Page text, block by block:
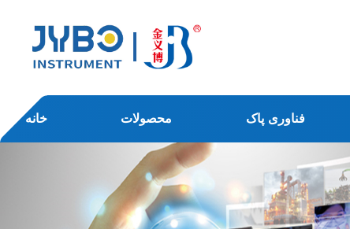
خانه محصولات فناوری پاک